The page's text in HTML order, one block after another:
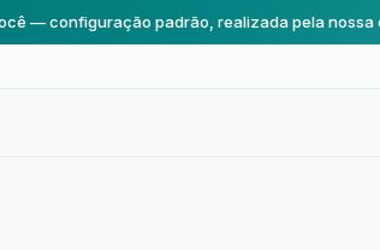
— configuração padrão, realizada pela nossa